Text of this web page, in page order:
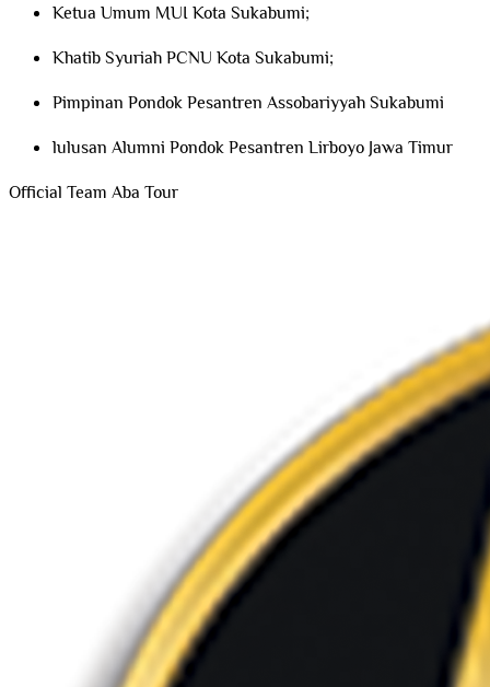
Ketua Umum MUI Kota Sukabumi;
Khatib Syuriah PCNU Kota Sukabumi;
Pimpinan Pondok Pesantren Assobariyyah Sukabumi
lulusan Alumni Pondok Pesantren Lirboyo Jawa Timur
Official Team Aba Tour